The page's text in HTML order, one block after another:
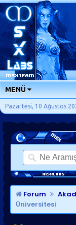
MENÜ
ANA SAYFA
FORUMLAR
SORU-CEVAP
GÜNLÜKLER
SON MESAJLAR
KISAYOLLAR
Pazartesi, 10 Ağustos
Forum
Üniversitesi